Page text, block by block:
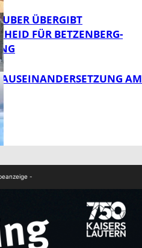
ÜBERGIBT
FÜR BETZENBERG-
AUSEINANDERSETZUNG AM
-